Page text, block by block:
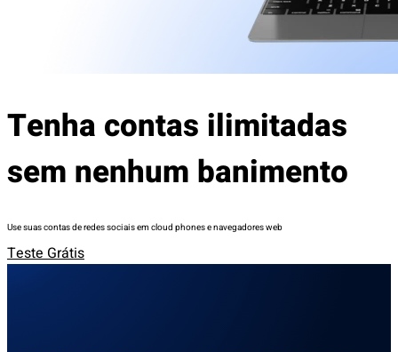
Tenha contas ilimitadas
sem nenhum banimento
Use suas contas de redes sociais em cloud phones e navegadores web
Teste Grátis